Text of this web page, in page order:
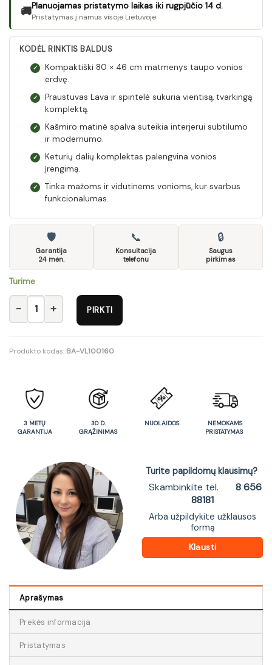
🚚Planuojamas pristatymo laikas iki rugpjūčio 14 d.
Pristatymas į namus visoje Lietuvoje
KODĖL RINKTIS BALDUS
✓
Kompaktiški 80 × 46 cm matmenys taupo vonios
erdvę.
✓
Praustuvas Lava ir spintelė sukuria vientisą, tvarkingą
komplektą.
✓
Kašmiro matinė spalva suteikia interjerui subtilumo
ir modernumo.
✓
Keturių dalių komplektas palengvina vonios
įrengimą.
✓
Tinka mažoms ir vidutinėms vonioms, kur svarbus
funkcionalumas.
🛡
Garantija
24 mėn.
📞
Konsultacija
telefonu
🔒
Saugus
pirkimas
Turime
produkto kiekis: Komplektas 80cm su praustuvu Lava ir
PIRKTI
Produkto kodas: BA-VL100160
3 METŲ
GARANTIJA
30 D.
GRĄŽINIMAS
NUOLAIDOS
NEMOKAMS
PRISTATYMAS
Turite papildomų klausimų?
Skambinkite tel.
8 656
88181
Arba užpildykite užklausos
formą
Klausti
Aprašymas
Prekės informacija
Pristatymas